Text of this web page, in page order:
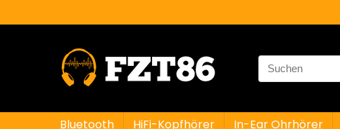
Search
for:
Bluetooth HiFi-Kopfhörer In-Ear Ohrhörer